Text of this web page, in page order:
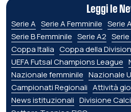
Leggi le
Serie A Serie A Femminile Serie
Serie B Femminile Serie A2 Serie
Coppa Italia Coppa della
UEFA Futsal Champions League
Nazionale femminile Nazionale
Campionati Regionali Attività
News istituzionali Divisione